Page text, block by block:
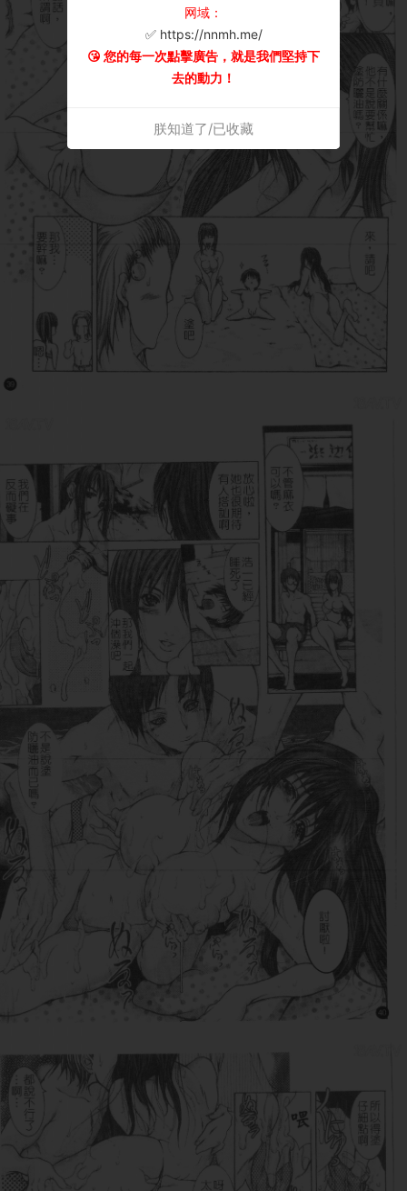
网域：
✅ https://nnmh.me/
😘 您的每一次點擊廣告，就是我們堅持下
去的動力！
朕知道了/已收藏